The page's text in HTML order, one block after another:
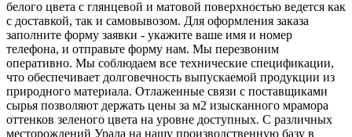
белого цвета с глянцевой и матовой поверхностью ведется как
с доставкой, так и самовывозом. Для оформления заказа
заполните форму заявки - укажите ваше имя и номер
телефона, и отправьте форму нам. Мы перезвоним
оперативно. Мы соблюдаем все технические спецификации,
что обеспечивает долговечность выпускаемой продукции из
природного материала. Отлаженные связи с поставщиками
сырья позволяют держать цены за м2 изысканного мрамора
оттенков зеленого цвета на уровне доступных. С различных
месторождений Урала на нашу производственную базу в